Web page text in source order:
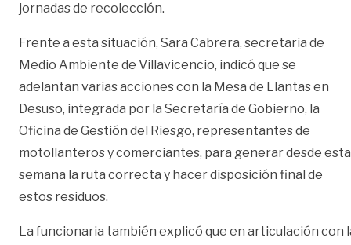
jornadas de recolección.
Frente a esta situación, Sara Cabrera, secretaria de
Medio Ambiente de Villavicencio, indicó que se
adelantan varias acciones con la Mesa de Llantas en
Desuso, integrada por la Secretaría de Gobierno, la
Oficina de Gestión del Riesgo, representantes de
motollanteros y comerciantes, para generar desde esta
semana la ruta correcta y hacer disposición final de
estos residuos.
La funcionaria también explicó que en articulación con